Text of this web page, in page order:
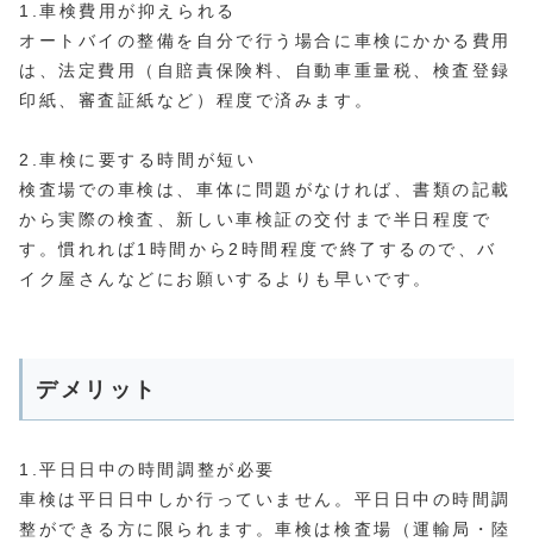
1.車検費用が抑えられる
オートバイの整備を自分で行う場合に車検にかかる費用
は、法定費用（自賠責保険料、自動車重量税、検査登録
印紙、審査証紙など）程度で済みます。
2.車検に要する時間が短い
検査場での車検は、車体に問題がなければ、書類の記載
から実際の検査、新しい車検証の交付まで半日程度で
す。慣れれば1時間から2時間程度で終了するので、バ
イク屋さんなどにお願いするよりも早いです。
デメリット
1.平日日中の時間調整が必要
車検は平日日中しか行っていません。平日日中の時間調
整ができる方に限られます。車検は検査場（運輸局・陸